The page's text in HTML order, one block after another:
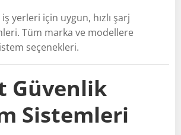
yerleri için uygun, hızlı şarj
Tüm marka ve modellere
seçenekleri.
Güvenlik
Sistemleri